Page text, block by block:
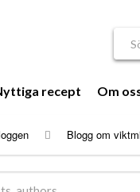
recept Om
Blogg om